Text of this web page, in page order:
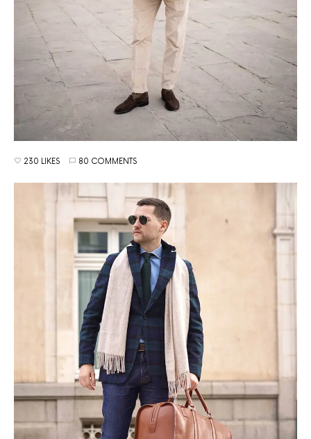
230 LIKES 80 COMMENTS